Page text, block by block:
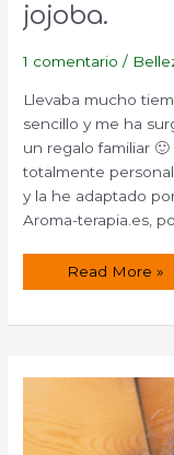
jojoba.
1 comentario /
Llevaba mucho
sencillo y me ha
un regalo familiar
totalmente
y la he adaptado
Aroma-terapia.es,
Exfoliante
de
Read More »